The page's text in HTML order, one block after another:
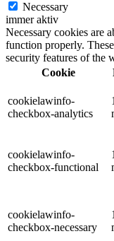
Necessary
immer aktiv
Necessary cookies are
function properly.
security features of the
Cookie
cookielawinfo-
checkbox-analytics
cookielawinfo-
checkbox-functional
cookielawinfo-
checkbox-necessary